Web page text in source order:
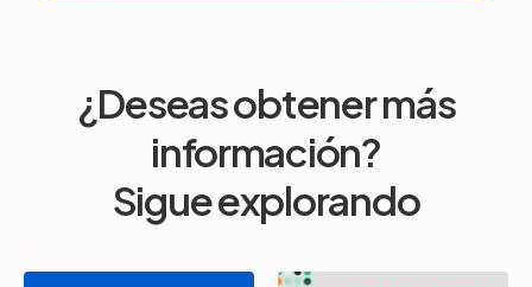
¿Deseas obtener más
información?
Sigue explorando